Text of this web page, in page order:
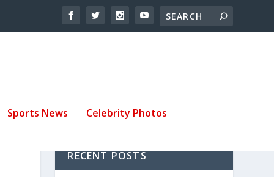
Sports News Celebrity Photos
RECENT POSTS